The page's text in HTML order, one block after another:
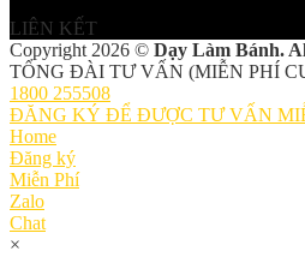
LIÊN KẾT
Copyright 2026 © Dạy Làm Bánh.
TỔNG ĐÀI TƯ VẤN (MIỄN PHÍ
1800 255508
ĐĂNG KÝ ĐỂ ĐƯỢC TƯ VẤN
Home
Đăng ký
Miễn Phí
Zalo
Chat
×